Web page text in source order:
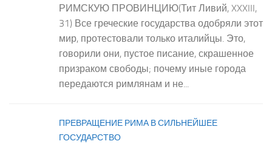
РИМСКУЮ ПРОВИНЦИЮ(Тит Ливий, XXXIII,
31) Все греческие государства одобряли этот
мир, протестовали только италийцы. Это,
говорили они, пустое писание, скрашенное
призраком свободы; почему иные города
передаются римлянам и не...
ПРЕВРАЩЕНИЕ РИМА В СИЛЬНЕЙШЕЕ
ГОСУДАРСТВО